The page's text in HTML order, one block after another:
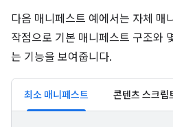
다음 매니페스트 예에서는 자체 매
작점으로 기본 매니페스트 구조와
는 기능을 보여줍니다.
최소 매니페스트 콘텐츠 스크립